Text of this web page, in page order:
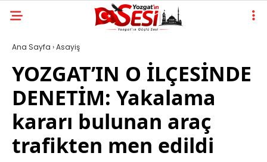
Ana Sayfa ›Asayiş
YOZGAT’IN O İLÇESİNDE
DENETİM: Yakalama
kararı bulunan araç
trafikten men edildi